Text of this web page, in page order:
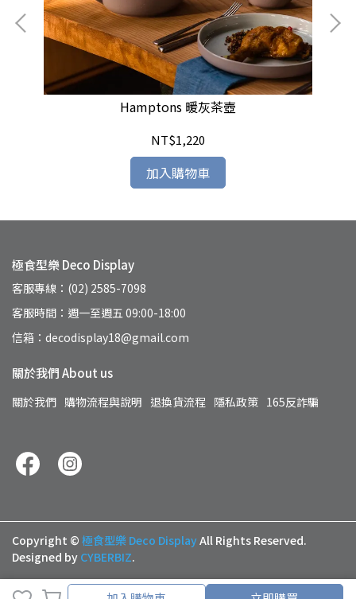
加入購物車
Hamptons 暖灰茶壺
NT$1,220
加入購物車
極食型樂 Deco Display
客服專線：(02) 2585-7098
客服時間：週一至週五 09:00-18:00
信箱：decodisplay18@gmail.com
關於我們 About us
關於我們 購物流程與說明 退換貨流程 隱私政策 165反詐騙
Copyright © 極食型樂 Deco DisplayAll Rights Reserved.
Designed by CYBERBIZ.